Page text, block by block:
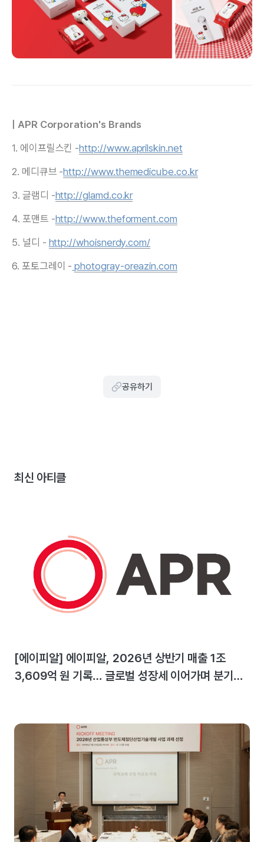
| APR Corporation's Brands
1. 에이프릴스킨 -http://www.aprilskin.net
2. 메디큐브 -http://www.themedicube.co.kr
3. 글램디 -http://glamd.co.kr
4. 포맨트 -http://www.theforment.com
5. 널디 - http://whoisnerdy.com/
6. 포토그레이 - photogray-oreazin.com
공유하기
최신 아티클
[에이피알] 에이피알, 2026년 상반기 매출 1조
3,609억 원 기록… 글로벌 성장세 이어가며 분기